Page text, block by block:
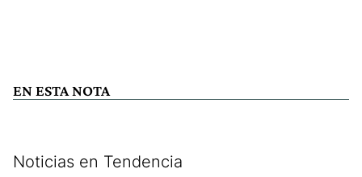
EN ESTA NOTA
Noticias en Tendencia